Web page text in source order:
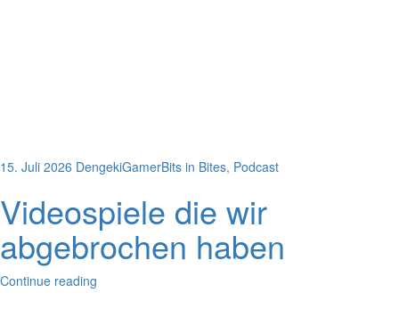
15. Juli 2026 DengekiGamerBits in Bites, Podcast
Videospiele die wir
abgebrochen haben
Continue reading